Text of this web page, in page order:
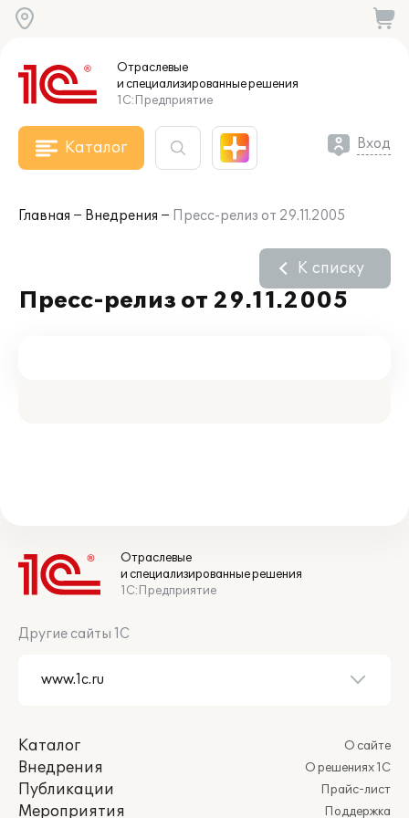
Отраслевые
и специализированныерешения
1С:Предприятие
Каталог Вход
Главная Внедрения Пресс-релиз от 29.11.2005
Пресс-релиз от 29.11.2005
К списку
Отраслевые
и специализированные решения
1С:Предприятие
Другие сайты 1С
Каталог
Внедрения
Публикации
Мероприятия
О сайте
О решениях 1С
Прайс-лист
Поддержка